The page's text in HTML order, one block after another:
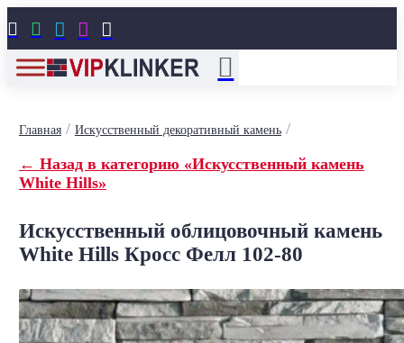
    
Главная/ Искусственный декоративный камень/
← Назад в категорию «Искусственный камень
White Hills»
Искусственный облицовочный камень
White Hills Кросс Фелл 102-80